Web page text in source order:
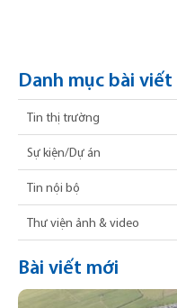
Danh mục bài viết
Tin thị trường
Sự kiện/Dự án
Tin nội bộ
Thư viện ảnh & video
Bài viết mới